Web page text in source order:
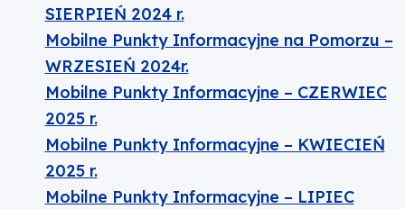
SIERPIEŃ 2024 r.
Mobilne Punkty Informacyjne na Pomorzu –
WRZESIEŃ 2024r.
Mobilne Punkty Informacyjne – CZERWIEC
2025 r.
Mobilne Punkty Informacyjne – KWIECIEŃ
2025 r.
Mobilne Punkty Informacyjne – LIPIEC